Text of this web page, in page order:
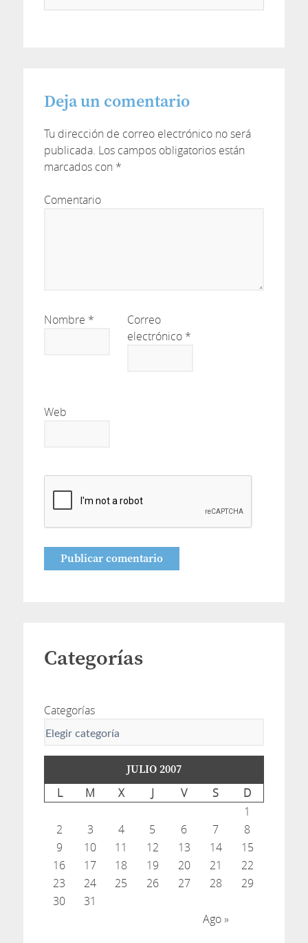
Deja un comentario
Tu dirección de correo electrónico no será
publicada. Los campos obligatorios están
marcados con *
Comentario
Nombre *
Correo
electrónico *
Web
Categorías
Categorías
JULIO 2007
L M X J V S D
Ago »
1
2
3 4 5 6 7
8
9
10 11 12 13 14
15
16
17 18 19 20 21
22
23
24 25 26 27 28
29
30
31